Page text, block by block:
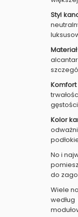
Styl
Kolor
No i
do
Wiele